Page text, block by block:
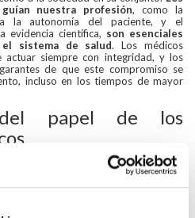
nuestra profesión, como la
la autonomía del paciente, y el
evidencia científica, son esenciales
sistema de salud. Los médicos
actuar siempre con integridad, y los
de que este compromiso se
incluso en los tiempos de mayor
del papel de los
y reivindicar el papel de los
no es un mero formalismo
no solo regulan y ordenan el